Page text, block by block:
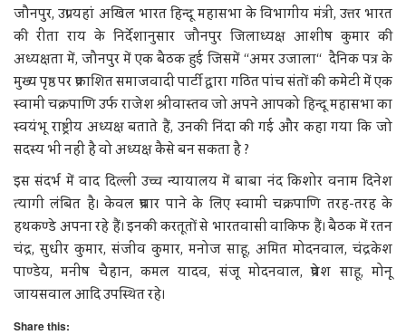
जौनपुर, उप्र। यहां अखिल भारत हिन्दू महासभा के विभागीय मंत्री, उत्तर भारत
की रीता राय के निर्देशानुसार जौनपुर जिलाध्यक्ष आशीष कुमार की
अध्यक्षता में, जौनपुर में एक बैठक हुई जिसमें ‘‘अमर उजाला‘‘ दैनिक पत्र के
मुख्य पृष्ठ पर प्रकाशित समाजवादी पार्टी द्वारा गठित पांच संतों की कमेटी में एक
स्वामी चक्रपाणि उर्फ राजेश श्रीवास्तव जो अपने आपको हिन्दू महासभा का
स्वयंभू राष्ट्रीय अध्यक्ष बताते हैं, उनकी निंदा की गई और कहा गया कि जो
सदस्य भी नहीं है वो अध्यक्ष कैसे बन सकता है ?
इस संदर्भ में वाद दिल्ली उच्च न्यायालय में बाबा नंद किशोर वनाम दिनेश
त्यागी लंबित है। केवल प्रचार पाने के लिए स्वामी चक्रपाणि तरह-तरह के
हथकण्डे अपना रहे हैं। इनकी करतूतों से भारतवासी वाकिफ हैं। बैठक में रतन
चंद्र, सुधीर कुमार, संजीव कुमार, मनोज साहू, अमित मोदनवाल, चंद्रकेश
पाण्डेय, मनीष चैहान, कमल यादव, संजू मोदनवाल, प्रवेश साहू, मोनू
जायसवाल आदि उपस्थित रहे।
Share this: